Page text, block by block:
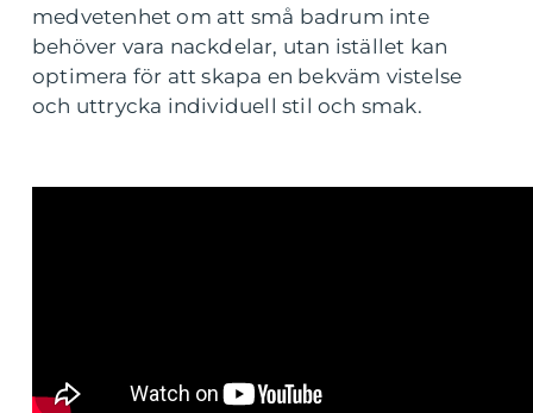
medvetenhet om att små badrum inte
behöver vara nackdelar, utan istället kan
optimera för att skapa en bekväm vistelse
och uttrycka individuell stil och smak.